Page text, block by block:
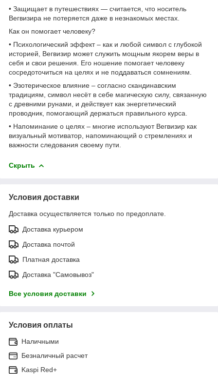
• Защищает в путешествиях — считается, что носитель
Вегвизира не потеряется даже в незнакомых местах.
Как он помогает человеку?
• Психологический эффект – как и любой символ с глубокой
историей, Вегвизир может служить мощным якорем веры в
себя и свои решения. Его ношение помогает человеку
сосредоточиться на целях и не поддаваться сомнениям.
• Эзотерическое влияние – согласно скандинавским
традициям, символ несёт в себе магическую силу, связанную
с древними рунами, и действует как энергетический
проводник, помогающий держаться правильного курса.
• Напоминание о целях – многие используют Вегвизир как
визуальный мотиватор, напоминающий о стремлениях и
важности следования своему пути.
Скрыть
Условия доставки
Доставка осуществляется только по предоплате.
Доставка курьером
Доставка почтой
Платная доставка
Доставка "Самовывоз"
Все условия доставки
Условия оплаты
Наличными
Безналичный расчет
Kaspi Red+